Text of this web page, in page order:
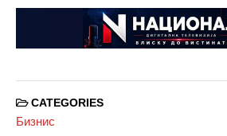
CATEGORIES
Бизнис